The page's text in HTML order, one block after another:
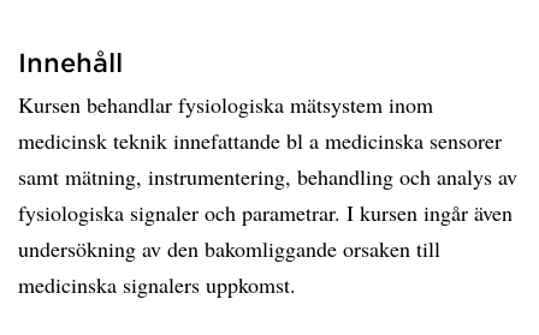
Innehåll
Kursen behandlar fysiologiska mätsystem inom
medicinsk teknik innefattande bl a medicinska sensorer
samt mätning, instrumentering, behandling och analys av
fysiologiska signaler och parametrar. I kursen ingår även
undersökning av den bakomliggande orsaken till
medicinska signalers uppkomst.